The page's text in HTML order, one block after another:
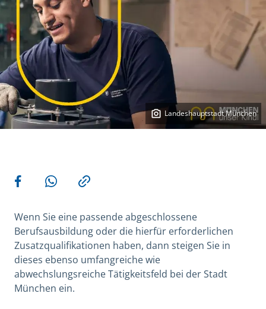
Landeshauptstadt München
Weitere Aktionen
Teilen auf Facebook
Teilen via WhatsApp
Kopieren
Wenn Sie eine passende abgeschlossene
Berufsausbildung oder die hierfür erforderlichen
Zusatzqualifikationen haben, dann steigen Sie in
dieses ebenso umfangreiche wie
abwechslungsreiche Tätigkeitsfeld bei der Stadt
München ein.